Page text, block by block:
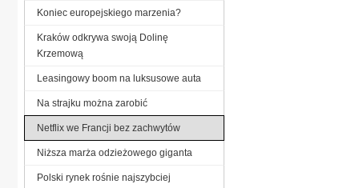
Koniec europejskiego marzenia?
Kraków odkrywa swoją Dolinę
Krzemową
Leasingowy boom na luksusowe auta
Na strajku można zarobić
Netflix we Francji bez zachwytów
Niższa marża odzieżowego giganta
Polski rynek rośnie najszybciej